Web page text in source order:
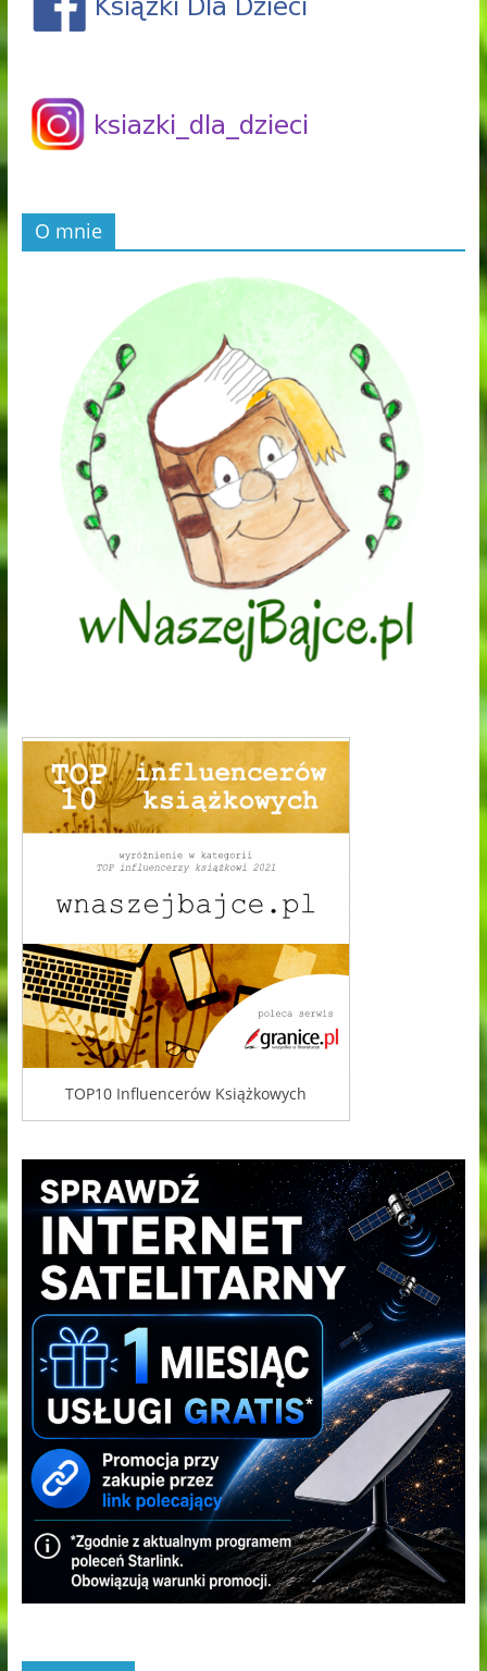
O mnie
TOP10 Influencerów Książkowych